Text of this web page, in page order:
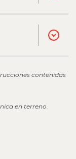
contenidas
en terreno.